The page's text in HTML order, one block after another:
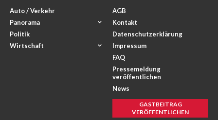
Auto / Verkehr
Panorama
Politik
Wirtschaft
AGB
Kontakt
Datenschutzerklärung
Impressum
FAQ
Pressemeldung
veröffentlichen
News
GASTBEITRAG
VERÖFFENTLICHEN